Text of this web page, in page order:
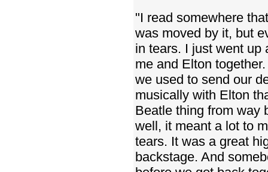
"I read somewhere
was moved by it, but
in tears. I just went up
me and Elton
we used to send our
musically with Elton
Beatle thing from way
well, it meant a lot to
tears. It was a great
backstage. And